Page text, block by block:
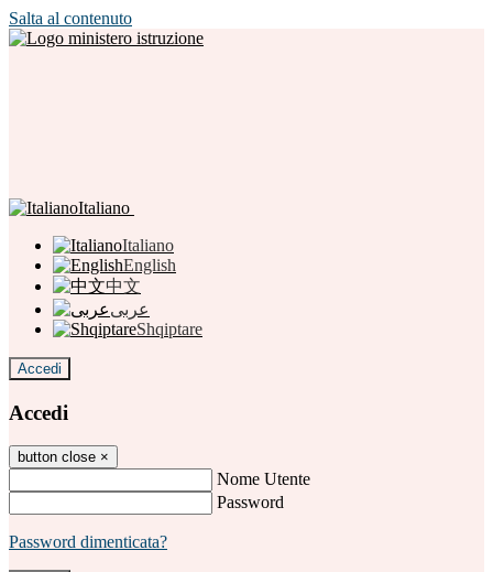
Salta al contenuto
Italiano
Italiano
English
中文
عربى
Shqiptare
Accedi
Accedi
button close ×
Nome Utente
Password
Password dimenticata?